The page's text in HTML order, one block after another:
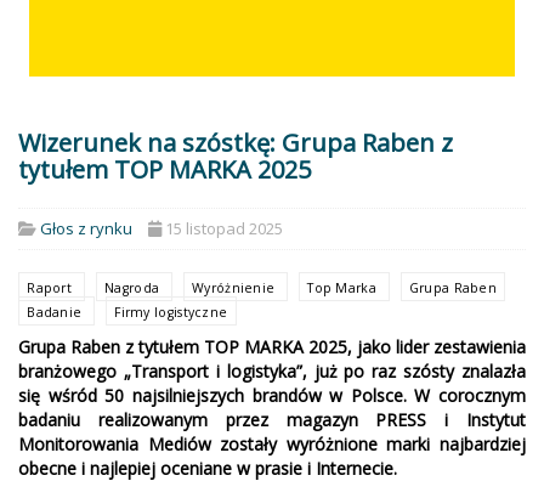
Wizerunek na szóstkę: Grupa Raben z
tytułem TOP MARKA 2025
Głos z rynku 15 listopad 2025
Raport Nagroda Wyróżnienie Top Marka
Grupa Raben
Badanie
Firmy logistyczne
Grupa Raben z tytułem TOP MARKA 2025, jako lider zestawienia
branżowego „Transport i logistyka”, już po raz szósty znalazła
się wśród 50 najsilniejszych brandów w Polsce. W corocznym
badaniu realizowanym przez magazyn PRESS i Instytut
Monitorowania Mediów zostały wyróżnione marki najbardziej
obecne i najlepiej oceniane w prasie i Internecie.